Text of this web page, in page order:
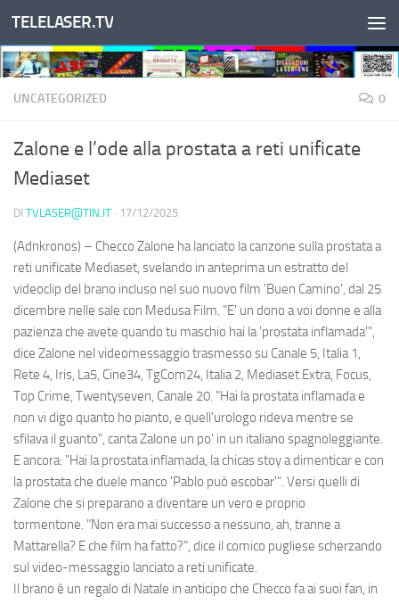
Salta al contenuto
TELELASER.TV
UNCATEGORIZED 0
Zalone e l’ode alla prostata a reti unificate
Mediaset
DI TVLASER@TIN.IT · 17/12/2025
(Adnkronos) – Checco Zalone ha lanciato la canzone sulla prostata a
reti unificate Mediaset, svelando in anteprima un estratto del
videoclip del brano incluso nel suo nuovo film 'Buen Camino', dal 25
dicembre nelle sale con Medusa Film. "E' un dono a voi donne e alla
pazienza che avete quando tu maschio hai la 'prostata inflamada'",
dice Zalone nel videomessaggio trasmesso su Canale 5, Italia 1,
Rete 4, Iris, La5, Cine34, TgCom24, Italia 2, Mediaset Extra, Focus,
Top Crime, Twentyseven, Canale 20. "Hai la prostata inflamada e
non vi digo quanto ho pianto, e quell'urologo rideva mentre se
sfilava il guanto", canta Zalone un po' in un italiano spagnoleggiante.
E ancora: "Hai la prostata inflamada, la chicas stoy a dimenticar e con
la prostata che duele manco 'Pablo può escobar'". Versi quelli di
Zalone che si preparano a diventare un vero e proprio
tormentone. "Non era mai successo a nessuno, ah, tranne a
Mattarella? E che film ha fatto?", dice il comico pugliese scherzando
sul video-messaggio lanciato a reti unificate.
Il brano è un regalo di Natale in anticipo che Checco fa ai suoi fan, in